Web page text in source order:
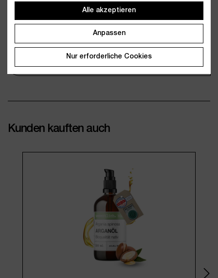
EAN 4250773270063
Kunden kauften auch
Alle akzeptieren
Anpassen
Nur erforderliche Cookies